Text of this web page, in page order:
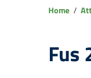
Home /
Fus